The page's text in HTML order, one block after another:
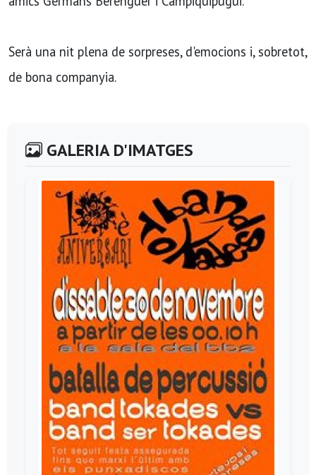
Serà una nit plena de sorpreses, d'emocions i, sobretot,
de bona companyia.
GALERIA D'IMATGES